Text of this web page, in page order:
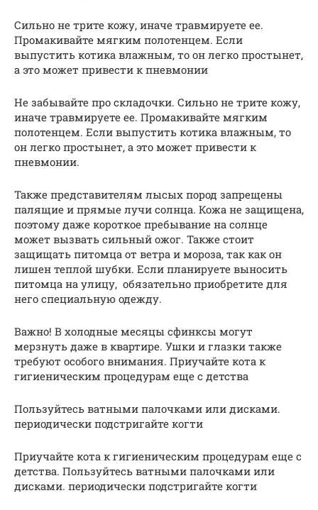
Сильно не трите кожу, иначе травмируете ее.
Промакивайте мягким полотенцем. Если
выпустить котика влажным, то он легко простынет,
а это может привести к пневмонии
Не забывайте про складочки. Сильно не трите кожу,
иначе травмируете ее. Промакивайте мягким
полотенцем. Если выпустить котика влажным, то
он легко простынет, а это может привести к
пневмонии.
Также представителям лысых пород запрещены
палящие и прямые лучи солнца. Кожа не защищена,
поэтому даже короткое пребывание на солнце
может вызвать сильный ожог. Также стоит
защищать питомца от ветра и мороза, так как он
лишен теплой шубки. Если планируете выносить
питомца на улицу, обязательно приобретите для
него специальную одежду.
Важно! В холодные месяцы сфинксы могут
мерзнуть даже в квартире. Ушки и глазки также
требуют особого внимания. Приучайте кота к
гигиеническим процедурам еще с детства
Пользуйтесь ватными палочками или дисками.
периодически подстригайте когти
Приучайте кота к гигиеническим процедурам еще с
детства. Пользуйтесь ватными палочками или
дисками. периодически подстригайте когти